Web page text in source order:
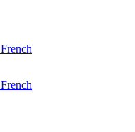
French
French